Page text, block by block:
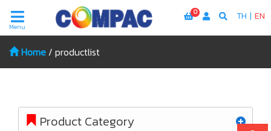
0 TH | EN
Menu
Home / productlist
Product Category